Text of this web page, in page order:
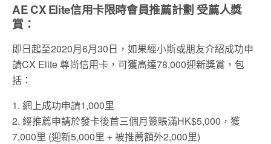
AE CX Elite信用卡限時會員推薦計劃 受薦人獎
賞：
即日起至2020月6月30日，如果經小斯或朋友介紹成功申
請CX Elite 尊尚信用卡，可獲高達78,000迎新獎賞，包
括：
1. 網上成功申請1,000里
2. 經推薦申請於發卡後首三個月簽賬滿HK$5,000，獲
7,000里 (迎新5,000里 + 被推薦額外2,000里)